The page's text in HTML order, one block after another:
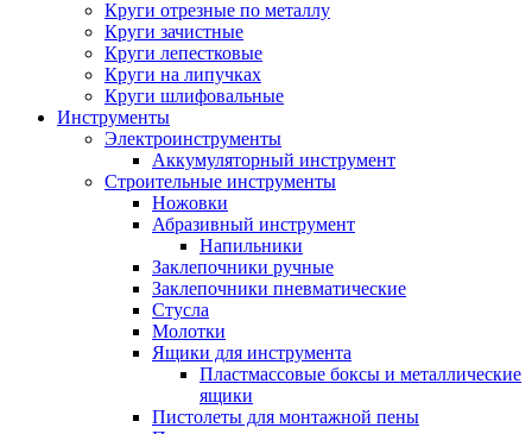
Круги отрезные по металлу
Круги зачистные
Круги лепестковые
Круги на липучках
Круги шлифовальные
Инструменты
Электроинструменты
Аккумуляторный инструмент
Строительные инструменты
Ножовки
Абразивный инструмент
Напильники
Заклепочники ручные
Заклепочники пневматические
Стусла
Молотки
Ящики для инструмента
Пластмассовые боксы и металлические
ящики
Пистолеты для монтажной пены